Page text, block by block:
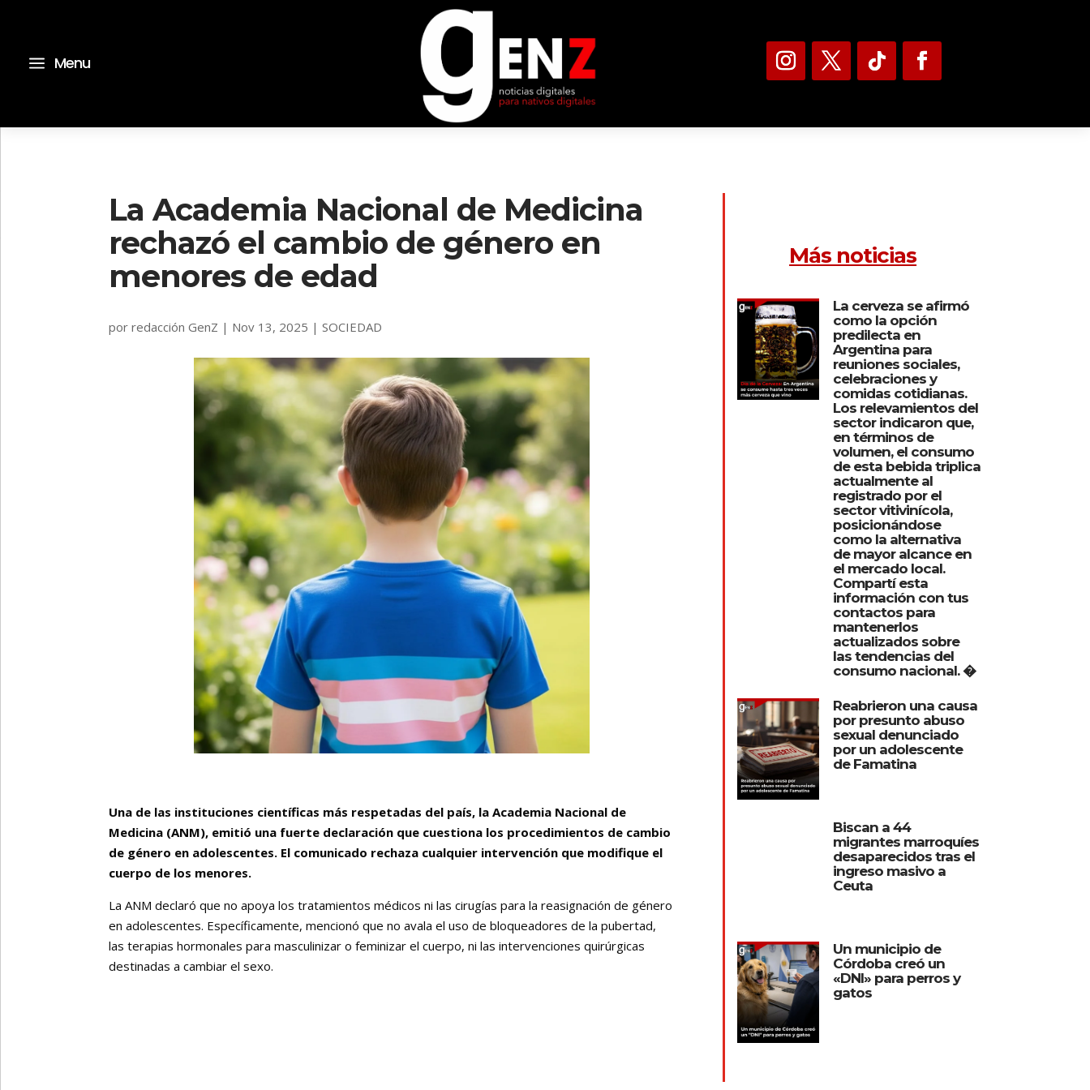
a Menu
La Academia Nacional de Medicina
rechazó el cambio de género en
menores de edad
porredacción GenZ | Nov 13, 2025 |SOCIEDAD
Una de las instituciones científicas más respetadas del país, la Academia Nacional de
Medicina (ANM), emitió una fuerte declaración que cuestiona los procedimientos de cambio
de género en adolescentes. El comunicado rechaza cualquier intervención que modifique el
cuerpo de los menores.
La ANM declaró que no apoya los tratamientos médicos ni las cirugías para la reasignación de género
en adolescentes. Específicamente, mencionó que no avala el uso de bloqueadores de la pubertad,
las terapias hormonales para masculinizar o feminizar el cuerpo, ni las intervenciones quirúrgicas
destinadas a cambiar el sexo.
Más noticias
La cerveza se afirmó
como la opción
predilecta en
Argentina para
reuniones sociales,
celebraciones y
comidas cotidianas.
Los relevamientos del
sector indicaron que,
en términos de
volumen, el consumo
de esta bebida triplica
actualmente al
registrado por el
sector vitivinícola,
posicionándose
como la alternativa
de mayor alcance en
el mercado local.
Compartí esta
información con tus
contactos para
mantenerlos
actualizados sobre
las tendencias del
consumo nacional. �
Reabrieron una causa
por presunto abuso
sexual denunciado
por un adolescente
de Famatina
Biscan a 44
migrantes marroquíes
desaparecidos tras el
ingreso masivo a
Ceuta
Un municipio de
Córdoba creó un
«DNI» para perros y
gatos